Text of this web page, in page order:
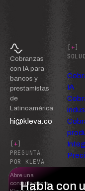
Habla con
Cobranzas
con IA para
bancos y
prestamistas
de
Latinoamérica
hi@kleva.co
[+]
PREGUNTA
POR KLEVA
Abre una
consulta sobre
[+]
IA